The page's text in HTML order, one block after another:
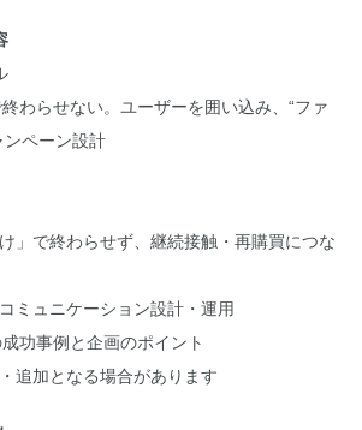
わらせない。ユーザーを囲い込み、“ファ
ンペーン設計
」で終わらせず、継続接触・再購買につな
ミュニケーション設計・運用
功事例と企画のポイント
追加となる場合があります